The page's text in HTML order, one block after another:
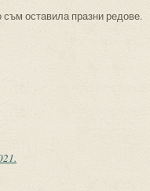
оставила празни редове.